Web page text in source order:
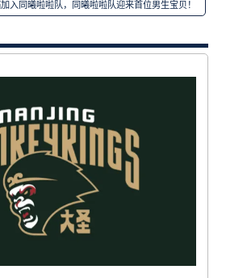
入同曦啦啦队，同曦啦啦队迎来首位男生宝贝！